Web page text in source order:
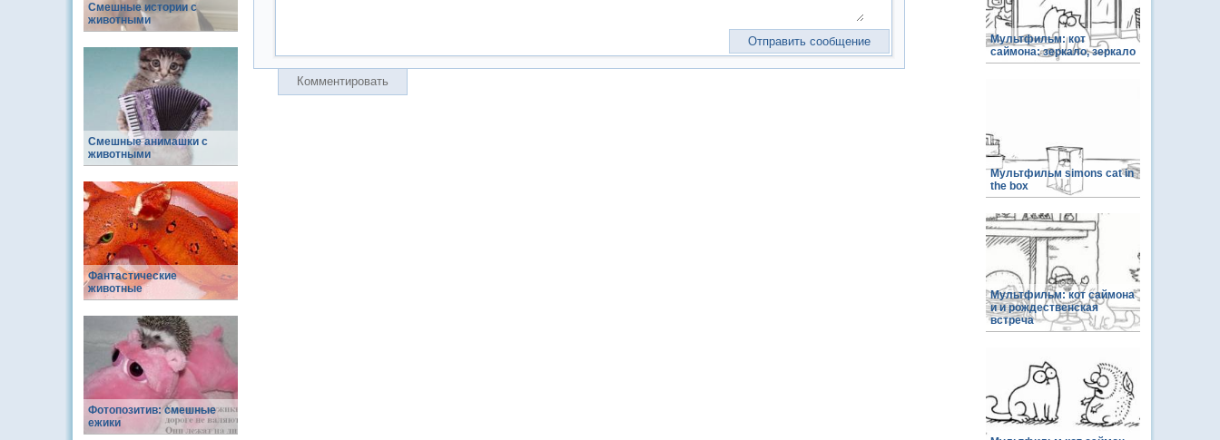
Смешные истории с
животными
Смешные анимашки с
животными
Фантастические
животные
Фотопозитив: смешные
ежики
Комментировать
Мультфильм: кот
саймона: зеркало, зеркало
Мультфильм simons cat in
the box
Мультфильм: кот саймона
и и рождественская
встреча